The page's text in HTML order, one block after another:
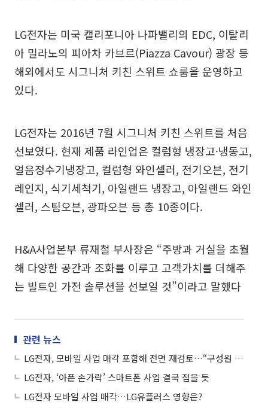
LG전자는 미국 캘리포니아 나파밸리의 EDC, 이탈리
아 밀라노의 피아차 카브르(Piazza Cavour) 광장 등
해외에서도 시그니처 키친 스위트 쇼룸을 운영하고
있다.
LG전자는 2016년 7월 시그니처 키친 스위트를 처음
선보였다. 현재 제품 라인업은 컬럼형 냉장고·냉동고,
얼음정수기냉장고, 컬럼형 와인셀러, 전기오븐, 전기
레인지, 식기세척기, 아일랜드 냉장고, 아일랜드 와인
셀러, 스팀오븐, 광파오븐 등 총 10종이다.
H&A사업본부 류재철 부사장은 “주방과 거실을 초월
해 다양한 공간과 조화를 이루고 고객가치를 더해주
는 빌트인 가전 솔루션을 선보일 것”이라고 말했다
관련 뉴스
LG전자, 모바일 사업 매각 포함해 전면 재검토…“구성원 고용은 유지”
LG전자, ‘아픈 손가락’ 스마트폰 사업 결국 접을 듯
LG전자 모바일 사업 매각…LG유플러스 영향은?